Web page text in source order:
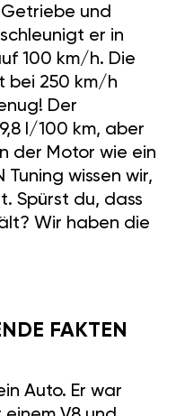
und
er in
100 km/h. Die
bei 250 km/h
Der
l/100 km, aber
der Motor wie ein
Tuning wissen wir,
Spürst du, dass
Wir haben die
FAKTEN
Auto. Er war